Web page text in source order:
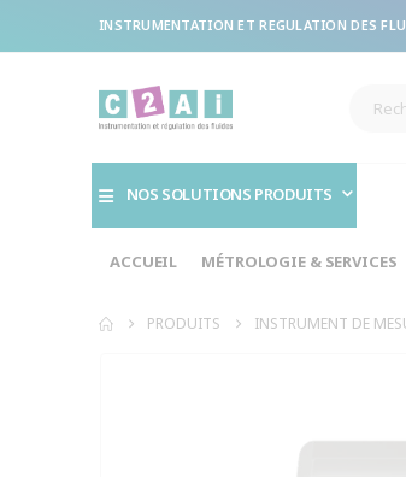
INSTRUMENTATION ET REGULATION DES
NOS SOLUTIONS PRODUITS
ACCUEIL MÉTROLOGIE & SERVICES
PRODUITS INSTRUMENT DE